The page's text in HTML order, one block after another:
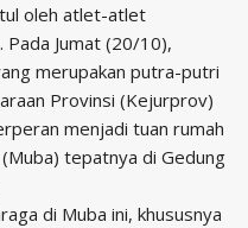
oleh atlet-atlet
Pada Jumat (20/10),
merupakan putra-putri
Provinsi (Kejurprov)
menjadi tuan rumah
tepatnya di Gedung
di Muba ini, khususnya